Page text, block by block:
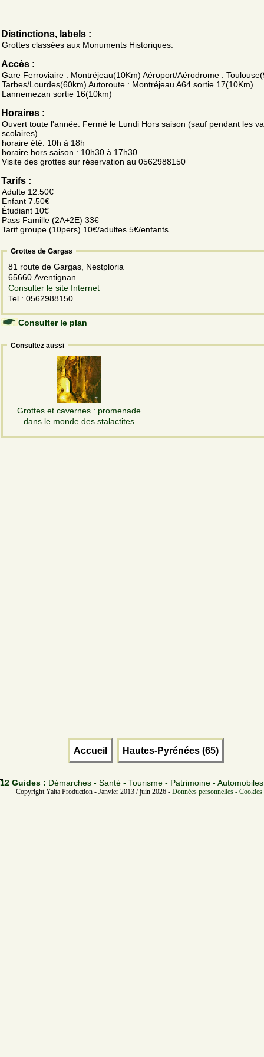
Distinctions, labels :
Grottes classées aux Monuments Historiques.
Accès :
Gare Ferroviaire : Montréjeau(10Km) Aéroport/Aérodrome :
Tarbes/Lourdes(60km) Autoroute : Montréjeau A64 sortie 17(10Km)
Lannemezan sortie 16(10km)
Horaires :
Ouvert toute l'année. Fermé le Lundi Hors saison (sauf pendant les
scolaires).
horaire été: 10h à 18h
horaire hors saison : 10h30 à 17h30
Visite des grottes sur réservation au 0562988150
Tarifs :
Adulte 12.50€
Enfant 7.50€
Étudiant 10€
Pass Famille (2A+2E) 33€
Tarif groupe (10pers) 10€/adultes 5€/enfants
Grottes de Gargas
81 route de Gargas, Nestploria
65660 Aventignan
Consulter le site Internet
Tel.: 0562988150
Consulter le plan
Consultez aussi
Grottes et cavernes : promenade
dans le monde des stalactites
Accueil Hautes-Pyrénées (65)
12 Guides : Démarches - Santé - Tourisme - Patrimoine - Automobiles
Copyright Yalta Production - Janvier 2013 / juin 2026 -Données personnelles -